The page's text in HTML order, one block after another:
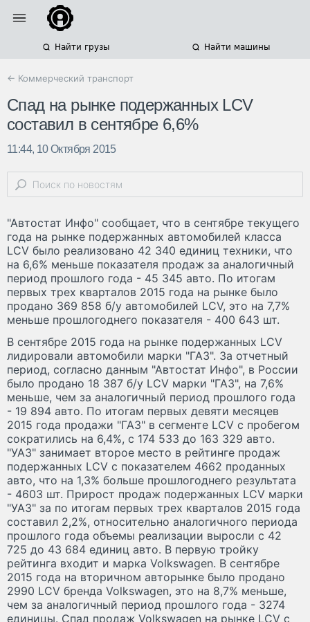
Найти грузы Найти машины
← Коммерческий транспорт
Спад на рынке подержанных LCV
составил в сентябре 6,6%
11:44, 10 Октября 2015
"Автостат Инфо" сообщает, что в сентябре текущего
года на рынке подержанных автомобилей класса
LCV было реализовано 42 340 единиц техники, что
на 6,6% меньше показателя продаж за аналогичный
период прошлого года - 45 345 авто. По итогам
первых трех кварталов 2015 года на рынке было
продано 369 858 б/у автомобилей LCV, это на 7,7%
меньше прошлогоднего показателя - 400 643 шт.
В сентябре 2015 года на рынке подержанных LCV
лидировали автомобили марки "ГАЗ". За отчетный
период, согласно данным "Автостат Инфо", в России
было продано 18 387 б/у LCV марки "ГАЗ", на 7,6%
меньше, чем за аналогичный период прошлого года
- 19 894 авто. По итогам первых девяти месяцев
2015 года продажи "ГАЗ" в сегменте LСV с пробегом
сократились на 6,4%, с 174 533 до 163 329 авто.
"УАЗ" занимает второе место в рейтинге продаж
подержанных LСV с показателем 4662 проданных
авто, что на 1,3% больше прошлогоднего результата
- 4603 шт. Прирост продаж подержанных LCV марки
"УАЗ" за по итогам первых трех кварталов 2015 года
составил 2,2%, относительно аналогичного периода
прошлого года объемы реализации выросли с 42
725 до 43 684 единиц авто. В первую тройку
рейтинга входит и марка Volkswagen. В сентябре
2015 года на вторичном авторынке было продано
2990 LCV бренда Volkswagen, это на 8,7% меньше,
чем за аналогичный период прошлого года - 3274
единицы. Спад продаж Volkswagen на рынке LCV с